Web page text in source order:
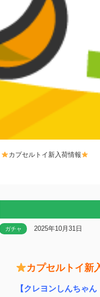
カプセルトイ新入荷情報
ガチャ 2025年10月31日
カプセルトイ新
【クレヨンしんちゃ